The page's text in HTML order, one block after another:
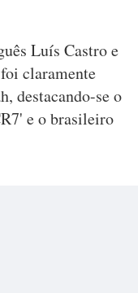
Luís Castro e
claramente
destacando-se o
e o brasileiro